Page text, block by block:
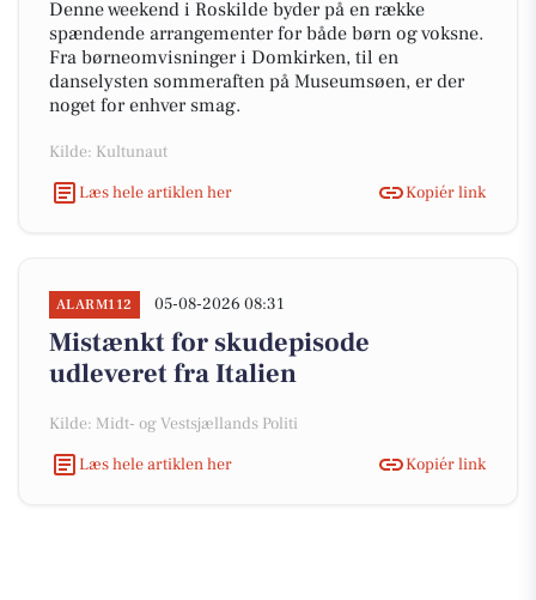
Denne weekend i Roskilde byder på en række
spændende arrangementer for både børn og voksne.
Fra børneomvisninger i Domkirken, til en
danselysten sommeraften på Museumsøen, er der
noget for enhver smag.
Kilde: Kultunaut
Læs hele artiklen her
Kopiér link
ALARM112 05-08-2026 08:31
Mistænkt for skudepisode
udleveret fra Italien
Kilde: Midt- og Vestsjællands Politi
Læs hele artiklen her
Kopiér link